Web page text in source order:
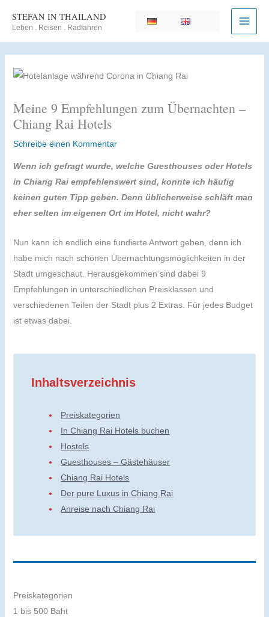
Inhalt
STEFAN IN THAILAND
Leben . Reisen . Radfahren
Meine 9 Empfehlungen zum Übernachten –
Chiang Rai Hotels
Schreibe einen Kommentar
Wenn ich gefragt wurde, welche Guesthouses oder Hotels
in Chiang Rai empfehlenswert sind, konnte ich häufig
keinen guten Tipp geben. Denn üblicherweise schläft man
eher selten im eigenen Ort im Hotel, nicht wahr?
Nun kann ich endlich eine fundierte Antwort geben, denn ich
habe mich nach schönen Übernachtungsmöglichkeiten in der
Stadt umgeschaut. Herausgekommen sind dabei 9
Empfehlungen in unterschiedlichen Preisklassen und
verschiedenen Teilen der Stadt plus 2 Extras. Für jedes Budget
ist etwas dabei.
Inhaltsverzeichnis
Preiskategorien
In Chiang Rai Hotels buchen
Hostels
Guesthouses – Gästehäuser
Chiang Rai Hotels
Der pure Luxus in Chiang Rai
Anreise nach Chiang Rai
Preiskategorien
1 bis 500 Baht